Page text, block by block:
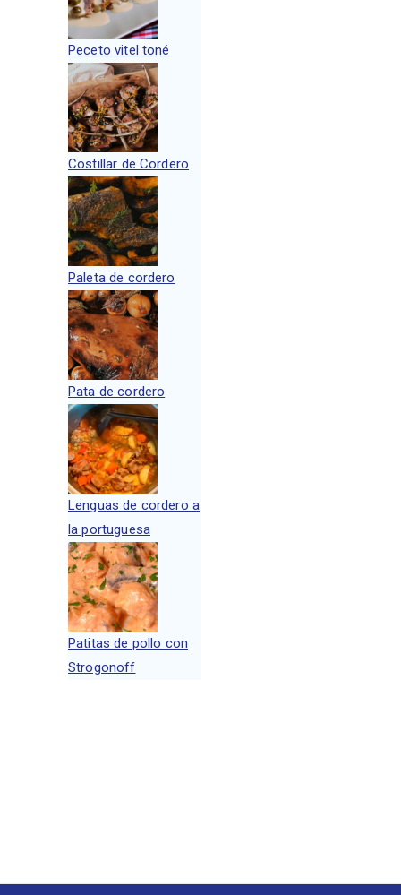
Peceto vitel toné
Costillar de Cordero
Paleta de cordero
Pata de cordero
Lenguas de cordero a
la portuguesa
Patitas de pollo con
Strogonoff